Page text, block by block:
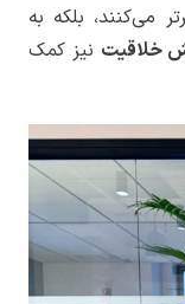
می‌کنند، بلکه به
خلاقیت نیز کمک